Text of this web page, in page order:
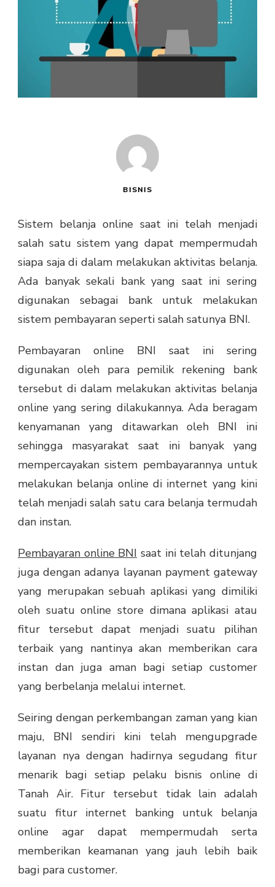
BISNIS
Sistem belanja online saat ini telah menjadi
salah satu sistem yang dapat mempermudah
siapa saja di dalam melakukan aktivitas belanja.
Ada banyak sekali bank yang saat ini sering
digunakan sebagai bank untuk melakukan
sistem pembayaran seperti salah satunya BNI.
Pembayaran online BNI saat ini sering
digunakan oleh para pemilik rekening bank
tersebut di dalam melakukan aktivitas belanja
online yang sering dilakukannya.Ada beragam
kenyamanan yang ditawarkan oleh BNI ini
sehingga masyarakat saat ini banyak yang
mempercayakan sistem pembayarannya untuk
melakukan belanja online di internet yang kini
telah menjadi salah satu cara belanja termudah
dan instan.
Pembayaran online BNI saat ini telah ditunjang
juga dengan adanya layanan payment gateway
yang merupakan sebuah aplikasi yang dimiliki
oleh suatu online store dimana aplikasi atau
fitur tersebut dapat menjadi suatu pilihan
terbaik yang nantinya akan memberikan cara
instan dan juga aman bagi setiap customer
yang berbelanja melalui internet.
Seiring dengan perkembangan zaman yang kian
maju, BNI sendiri kini telah mengupgrade
layanan nya dengan hadirnya segudang fitur
menarik bagi setiap pelaku bisnis online di
Tanah Air. Fitur tersebut tidak lain adalah
suatu fitur internet banking untuk belanja
online agar dapat mempermudah serta
memberikan keamanan yang jauh lebih baik
bagi para customer.